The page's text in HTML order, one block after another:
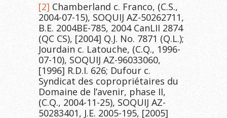
[2] Chamberland c. Franco, (C.S.,
2004-07-15), SOQUIJ AZ-50262711,
B.E. 2004BE-785, 2004 CanLII 2874
(QC CS), [2004] Q.J. No. 7871 (Q.L.);
Jourdain c. Latouche, (C.Q., 1996-
07-10), SOQUIJ AZ-96033060,
[1996] R.D.I. 626; Dufour c.
Syndicat des copropriétaires du
Domaine de l’avenir, phase II,
(C.Q., 2004-11-25), SOQUIJ AZ-
50283401, J.E. 2005-195, [2005]